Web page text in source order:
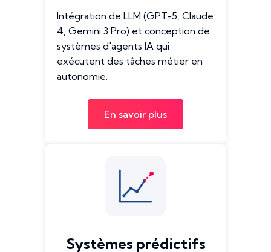
Intégration de LLM (GPT-5, Claude
4, Gemini 3 Pro) et conception de
systèmes d'agents IA qui
exécutent des tâches métier en
autonomie.
En savoir plus
Systèmes prédictifs